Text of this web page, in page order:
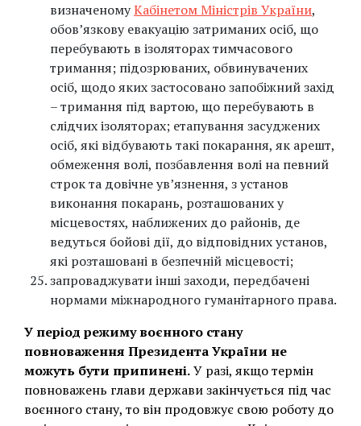
визначеномуКабінетом Міністрів України,
обов’язкову евакуацію затриманих осіб, що
перебувають в ізоляторах тимчасового
тримання; підозрюваних, обвинувачених
осіб, щодо яких застосовано запобіжний захід
– тримання під вартою, що перебувають в
слідчих ізоляторах; етапування засуджених
осіб, які відбувають такі покарання, як арешт,
обмеження волі, позбавлення волі на певний
строк та довічне ув’язнення, з установ
виконання покарань, розташованих у
місцевостях, наближених до районів, де
ведуться бойові дії, до відповідних установ,
які розташовані в безпечній місцевості;
запроваджувати інші заходи, передбачені
нормами міжнародного гуманітарного права.
У період режиму воєнного стану
повноваження Президента України не
можуть бути припинені.У разі, якщо термін
повноважень глави держави закінчується під час
воєнного стану, то він продовжує свою роботу до